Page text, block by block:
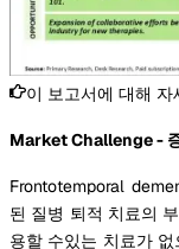
이 보고서에 대해 자
Market Challenge -
Frontotemporal
된 질병 퇴적 치료의
용할 수있는 치료가